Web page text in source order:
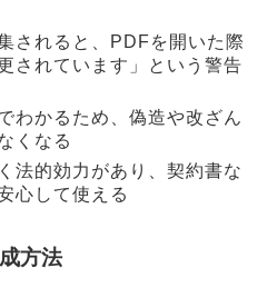
されると、PDFを開いた際
されています」という警告
わかるため、偽造や改ざん
くなる
法的効力があり、契約書な
心して使える
方法